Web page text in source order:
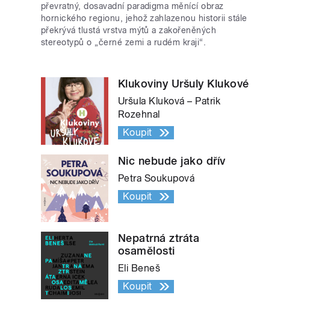
převratný, dosavadní paradigma měnící obraz
hornického regionu, jehož zahlazenou historii stále
překrývá tlustá vrstva mýtů a zakořeněných
stereotypů o „černé zemi a rudém kraji“.
Klukoviny Uršuly Klukové
Uršula Kluková – Patrik
Rozehnal
Koupit
Nic nebude jako dřív
Petra Soukupová
Koupit
Nepatrná ztráta
osamělosti
Eli Beneš
Koupit